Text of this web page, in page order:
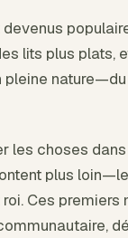
lits plus plats,
les choses
plus
Ces